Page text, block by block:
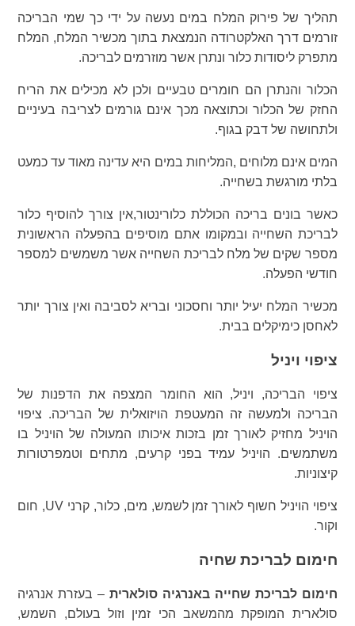
תהליך של פירוק המלח במים נעשה על ידי כך שמי הבריכה
זורמים דרך האלקטרודה הנמצאת בתוך מכשיר המלח, המלח
מתפרק ליסודות כלור ונתרן אשר מוזרמים לבריכה.
הכלור והנתרן הם חומרים טבעיים ולכן לא מכילים את הריח
החזק של הכלור וכתוצאה מכך אינם גורמים לצריבה בעיניים
ולתחושה של דבק בגוף.
המים אינם מלוחים ,המליחות במים היא עדינה מאוד עד כמעט
בלתי מורגשת בשחייה.
כאשר בונים בריכה הכוללת כלורינטור,אין צורך להוסיף כלור
לבריכת השחייה ובמקומו אתם מוסיפים בהפעלה הראשונית
מספר שקים של מלח לבריכת השחייה אשר משמשים למספר
חודשי הפעלה.
מכשיר המלח יעיל יותר וחסכוני ובריא לסביבה ואין צורך יותר
לאחסן כימיקלים בבית.
ציפוי ויניל
ציפוי הבריכה, ויניל, הוא החומר המצפה את הדפנות של
הבריכה ולמעשה זה המעטפת הויזואלית של הבריכה. ציפוי
הויניל מחזיק לאורך זמן בזכות איכותו המעולה של הויניל בו
משתמשים. הויניל עמיד בפני קרעים, מתחים וטמפרטורות
קיצוניות.
ציפוי הויניל חשוף לאורך זמן לשמש, מים, כלור, קרני UV, חום
וקור.
חימום לבריכת שחיה
חימום לבריכת שחייה באנרגיה סולארית– בעזרת אנרגיה
סולארית המופקת מהמשאב הכי זמין וזול בעולם, השמש,